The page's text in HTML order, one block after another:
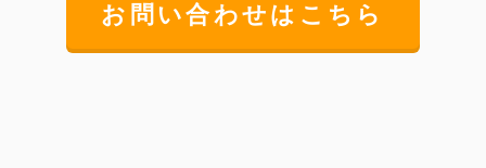
お問い合わせはこちら